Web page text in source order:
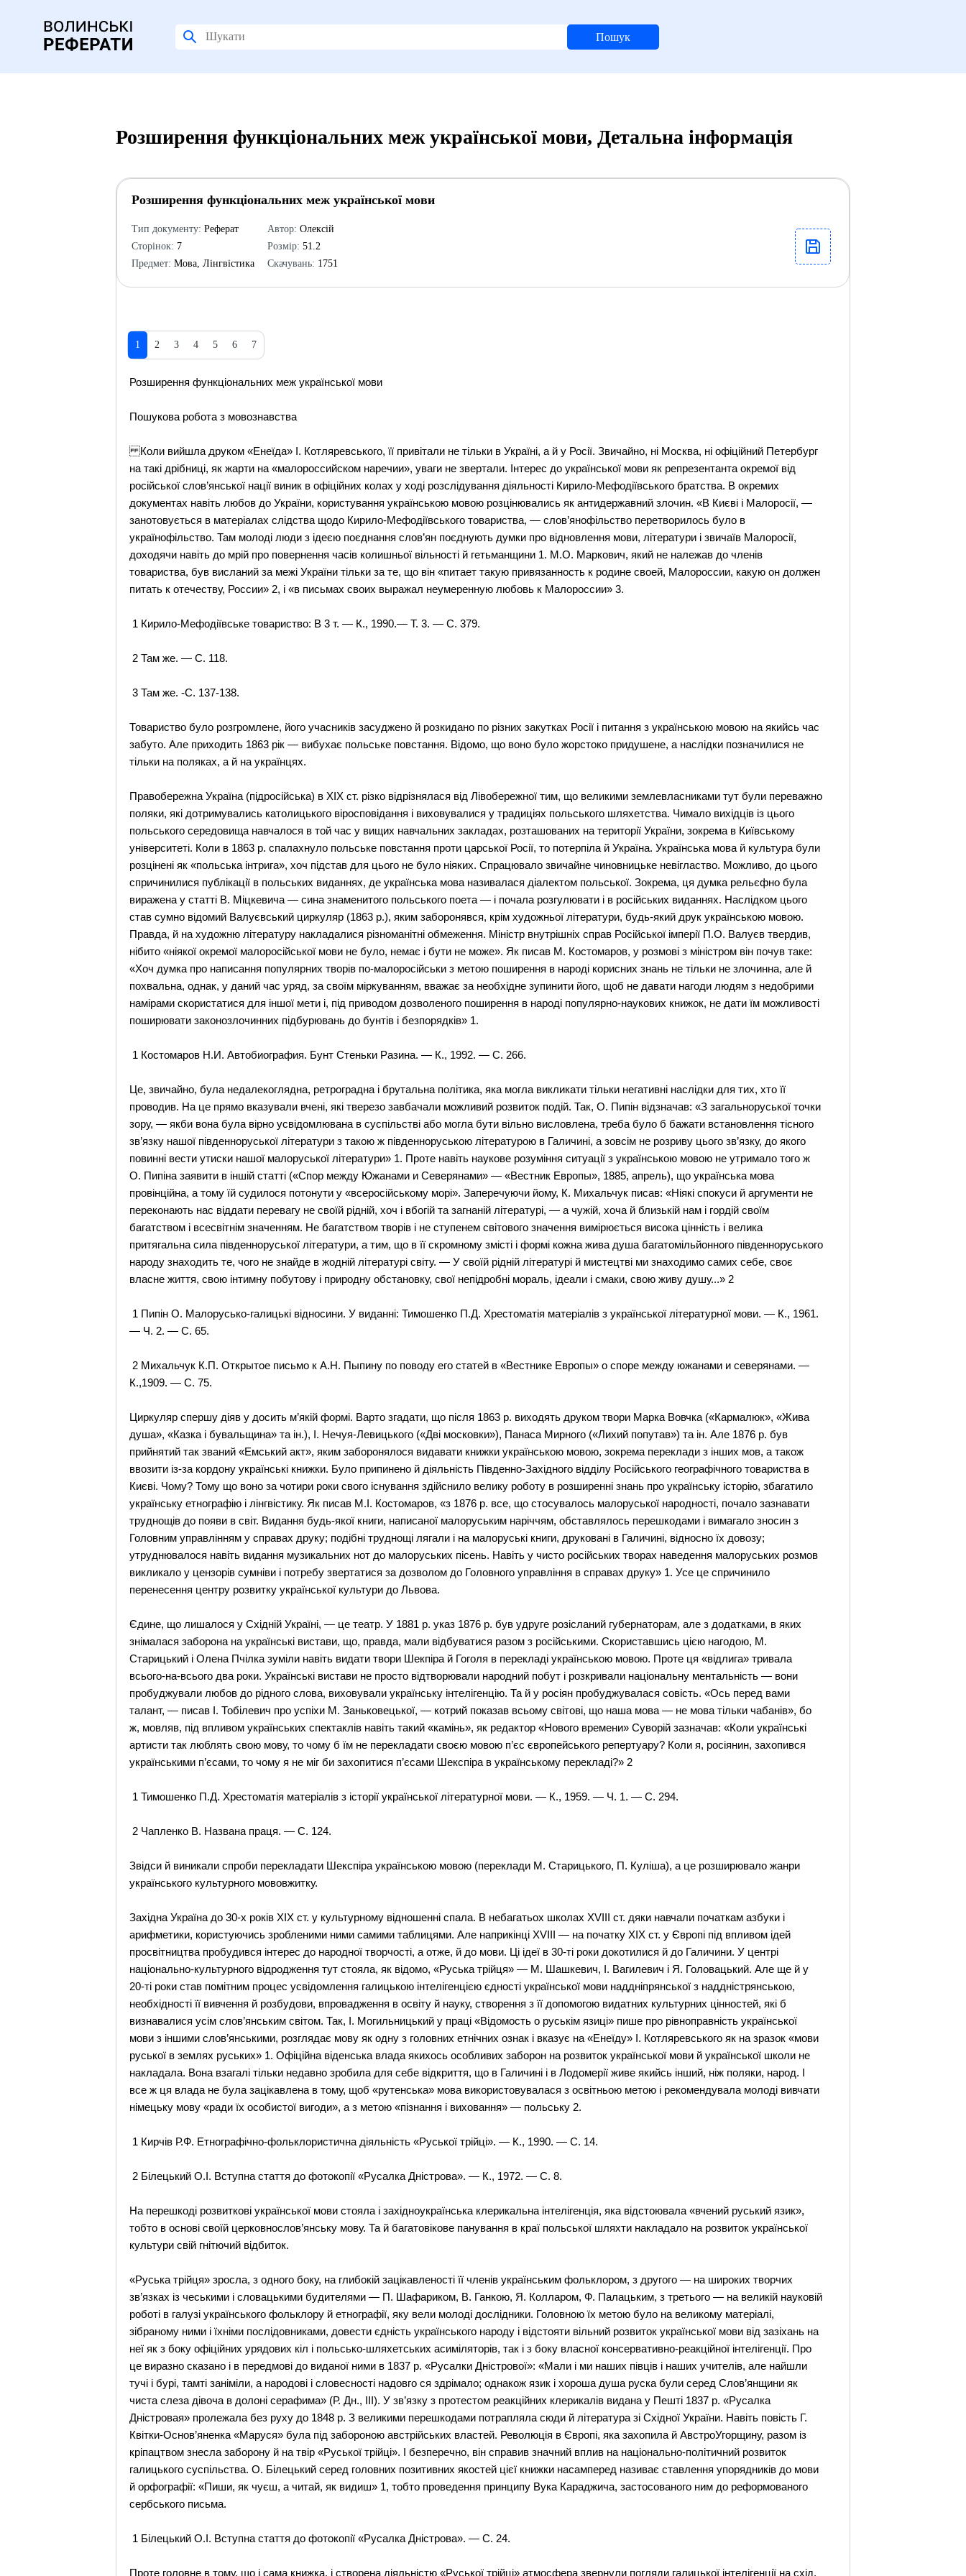
Пошук
Розширення функціональних меж української мови, Детальна інформація
Розширення функціональних меж української мови
Тип документу: Реферат
Сторінок: 7
Предмет: Мова, Лінгвістика
Автор: Олексій
Розмір: 51.2
Скачувань: 1751
1 2 3 4 5 6 7
Розширення функціональних меж української мови
Пошукова робота з мовознавства
Коли вийшла друком «Енеїда» І. Котляревського, її привітали не тільки в Україні, а й у Росії. Звичайно, ні Москва, ні офіційний Петербург
на такі дрібниці, як жарти на «малороссийском наречии», уваги не звертали. Інтерес до української мови як репрезентанта окремої від
російської слов’янської нації виник в офіційних колах у ході розслідування діяльності Кирило-Мефодіївського братства. В окремих
документах навіть любов до України, користування українською мовою розцінювались як антидержавний злочин. «В Києві і Малоросії, —
занотовується в матеріалах слідства щодо Кирило-Мефодіївського товариства, — слов’янофільство перетворилось було в
українофільство. Там молоді люди з ідеєю поєднання слов’ян поєднують думки про відновлення мови, літератури і звичаїв Малоросії,
доходячи навіть до мрій про повернення часів колишньої вільності й гетьманщини 1. М.О. Маркович, який не належав до членів
товариства, був висланий за межі України тільки за те, що він «питает такую привязанность к родине своей, Малороссии, какую он должен
питать к отечеству, России» 2, і «в письмах своих выражал неумеренную любовь к Малороссии» 3.
1 Кирило-Мефодіївське товариство: В 3 т. — К., 1990.— Т. 3. — С. 379.
2 Там же. — С. 118.
3 Там же. -С. 137-138.
Товариство було розгромлене, його учасників засуджено й розкидано по різних закутках Росії і питання з українською мовою на якийсь час
забуто. Але приходить 1863 рік — вибухає польське повстання. Відомо, що воно було жорстоко придушене, а наслідки позначилися не
тільки на поляках, а й на українцях.
Правобережна Україна (підросійська) в XIX ст. різко відрізнялася від Лівобережної тим, що великими землевласниками тут були переважно
поляки, які дотримувались католицького віросповідання і виховувалися у традиціях польського шляхетства. Чимало вихідців із цього
польського середовища навчалося в той час у вищих навчальних закладах, розташованих на території України, зокрема в Київському
університеті. Коли в 1863 р. спалахнуло польське повстання проти царської Росії, то потерпіла й Україна. Українська мова й культура були
розцінені як «польська інтрига», хоч підстав для цього не було ніяких. Спрацювало звичайне чиновницьке невігластво. Можливо, до цього
спричинилися публікації в польських виданнях, де українська мова називалася діалектом польської. Зокрема, ця думка рельєфно була
виражена у статті В. Міцкевича — сина знаменитого польського поета — і почала розгулювати і в російських виданнях. Наслідком цього
став сумно відомий Валуєвський циркуляр (1863 р.), яким заборонявся, крім художньої літератури, будь-який друк українською мовою.
Правда, й на художню літературу накладалися різноманітні обмеження. Міністр внутрішніх справ Російської імперії П.О. Валуєв твердив,
нібито «ніякої окремої малоросійської мови не було, немає і бути не може». Як писав М. Костомаров, у розмові з міністром він почув таке:
«Хоч думка про написання популярних творів по-малоросійськи з метою поширення в народі корисних знань не тільки не злочинна, але й
похвальна, однак, у даний час уряд, за своїм міркуванням, вважає за необхідне зупинити його, щоб не давати нагоди людям з недобрими
намірами скористатися для іншої мети і, під приводом дозволеного поширення в народі популярно-наукових книжок, не дати їм можливості
поширювати законозлочинних підбурювань до бунтів і безпорядків» 1.
1 Костомаров Н.И. Автобиография. Бунт Стеньки Разина. — К., 1992. — С. 266.
Це, звичайно, була недалекоглядна, ретроградна і брутальна політика, яка могла викликати тільки негативні наслідки для тих, хто її
проводив. На це прямо вказували вчені, які тверезо завбачали можливий розвиток подій. Так, О. Пипін відзначав: «З загальноруської точки
зору, — якби вона була вірно усвідомлювана в суспільстві або могла бути вільно висловлена, треба було б бажати встановлення тісного
зв’язку нашої південноруської літератури з такою ж південноруською літературою в Галичині, а зовсім не розриву цього зв’язку, до якого
повинні вести утиски нашої малоруської літератури» 1. Проте навіть наукове розуміння ситуації з українською мовою не утримало того ж
О. Пипіна заявити в іншій статті («Спор между Южанами и Северянами» — «Вестник Европы», 1885, апрель), що українська мова
провінційна, а тому їй судилося потонути у «всеросійському морі». Заперечуючи йому, К. Михальчук писав: «Ніякі спокуси й аргументи не
переконають нас віддати перевагу не своїй рідній, хоч і вбогій та загнаній літературі, — а чужій, хоча й близькій нам і гордій своїм
багатством і всесвітнім значенням. Не багатством творів і не ступенем світового значення вимірюється висока цінність і велика
притягальна сила південноруської літератури, а тим, що в її скромному змісті і формі кожна жива душа багатомільйонного південноруського
народу знаходить те, чого не знайде в жодній літературі світу. — У своїй рідній літературі й мистецтві ми знаходимо самих себе, своє
власне життя, свою інтимну побутову і природну обстановку, свої непідробні мораль, ідеали і смаки, свою живу душу...» 2
1 Пипін О. Малорусько-галицькі відносини. У виданні: Тимошенко П.Д. Хрестоматія матеріалів з української літературної мови. — К., 1961.
— Ч. 2. — С. 65.
2 Михальчук К.П. Открытое письмо к А.Н. Пыпину по поводу его статей в «Вестнике Европы» о споре между южанами и северянами. —
К.,1909. — С. 75.
Циркуляр спершу діяв у досить м’якій формі. Варто згадати, що після 1863 р. виходять друком твори Марка Вовчка («Кармалюк», «Жива
душа», «Казка і бувальщина» та ін.), І. Нечуя-Левицького («Дві московки»), Панаса Мирного («Лихий попутав») та ін. Але 1876 р. був
прийнятий так званий «Емський акт», яким заборонялося видавати книжки українською мовою, зокрема переклади з інших мов, а також
ввозити із-за кордону українські книжки. Було припинено й діяльність Південно-Західного відділу Російського географічного товариства в
Києві. Чому? Тому що воно за чотири роки свого існування здійснило велику роботу в розширенні знань про українську історію, збагатило
українську етнографію і лінгвістику. Як писав М.І. Костомаров, «з 1876 р. все, що стосувалось малоруської народності, почало зазнавати
труднощів до появи в світ. Видання будь-якої книги, написаної малоруським наріччям, обставлялось перешкодами і вимагало зносин з
Головним управлінням у справах друку; подібні труднощі лягали і на малоруські книги, друковані в Галичині, відносно їх довозу;
утруднювалося навіть видання музикальних нот до малоруських пісень. Навіть у чисто російських творах наведення малоруських розмов
викликало у цензорів сумніви і потребу звертатися за дозволом до Головного управління в справах друку» 1. Усе це спричинило
перенесення центру розвитку української культури до Львова.
Єдине, що лишалося у Східній Україні, — це театр. У 1881 р. указ 1876 р. був удруге розісланий губернаторам, але з додатками, в яких
знімалася заборона на українські вистави, що, правда, мали відбуватися разом з російськими. Скориставшись цією нагодою, М.
Старицький і Олена Пчілка зуміли навіть видати твори Шекпіра й Гоголя в перекладі українською мовою. Проте ця «відлига» тривала
всього-на-всього два роки. Українські вистави не просто відтворювали народний побут і розкривали національну ментальність — вони
пробуджували любов до рідного слова, виховували українську інтелігенцію. Та й у росіян пробуджувалася совість. «Ось перед вами
талант, — писав І. Тобілевич про успіхи М. Заньковецької, — котрий показав всьому світові, що наша мова — не мова тільки чабанів», бо
ж, мовляв, під впливом українських спектаклів навіть такий «камінь», як редактор «Нового времени» Суворій зазначав: «Коли українські
артисти так люблять свою мову, то чому б їм не перекладати своєю мовою п’єс європейського репертуару? Коли я, росіянин, захопився
українськими п’єсами, то чому я не міг би захопитися п’єсами Шекспіра в українському перекладі?» 2
1 Тимошенко П.Д. Хрестоматія матеріалів з історії української літературної мови. — К., 1959. — Ч. 1. — С. 294.
2 Чапленко В. Названа праця. — С. 124.
Звідси й виникали спроби перекладати Шекспіра українською мовою (переклади М. Старицького, П. Куліша), а це розширювало жанри
українського культурного мововжитку.
Західна Україна до 30-х років XIX ст. у культурному відношенні спала. В небагатьох школах XVIII ст. дяки навчали початкам азбуки і
арифметики, користуючись зробленими ними самими таблицями. Але наприкінці XVIII — на початку XIX ст. у Європі під впливом ідей
просвітництва пробудився інтерес до народної творчості, а отже, й до мови. Ці ідеї в 30-ті роки докотилися й до Галичини. У центрі
національно-культурного відродження тут стояла, як відомо, «Руська трійця» — М. Шашкевич, І. Вагилевич і Я. Головацький. Але ще й у
20-ті роки став помітним процес усвідомлення галицькою інтелігенцією єдності української мови наддніпрянської з наддністрянською,
необхідності її вивчення й розбудови, впровадження в освіту й науку, створення з її допомогою видатних культурних цінностей, які б
визнавалися усім слов’янським світом. Так, І. Могильницький у праці «Відомость о руськім язиці» пише про рівноправність української
мови з іншими слов’янськими, розглядає мову як одну з головних етнічних ознак і вказує на «Енеїду» І. Котляревського як на зразок «мови
руської в землях руських» 1. Офіційна віденська влада якихось особливих заборон на розвиток української мови й української школи не
накладала. Вона взагалі тільки недавно зробила для себе відкриття, що в Галичині і в Лодомерії живе якийсь інший, ніж поляки, народ. І
все ж ця влада не була зацікавлена в тому, щоб «рутенська» мова використовувалася з освітньою метою і рекомендувала молоді вивчати
німецьку мову «ради їх особистої вигоди», а з метою «пізнання і виховання» — польську 2.
1 Кирчів Р.Ф. Етнографічно-фольклористична діяльність «Руської трійці». — К., 1990. — С. 14.
2 Білецький О.І. Вступна стаття до фотокопії «Русалка Дністрова». — К., 1972. — С. 8.
На перешкоді розвиткові української мови стояла і західноукраїнська клерикальна інтелігенція, яка відстоювала «вчений руський язик»,
тобто в основі своїй церковнослов’янську мову. Та й багатовікове панування в краї польської шляхти накладало на розвиток української
культури свій гнітючий відбиток.
«Руська трійця» зросла, з одного боку, на глибокій зацікавленості її членів українським фольклором, з другого — на широких творчих
зв’язках із чеськими і словацькими будителями — П. Шафариком, В. Ганкою, Я. Колларом, Ф. Палацьким, з третього — на великій науковій
роботі в галузі українського фольклору й етнографії, яку вели молоді дослідники. Головною їх метою було на великому матеріалі,
зібраному ними і їхніми послідовниками, довести єдність українського народу і відстояти вільний розвиток української мови від зазіхань на
неї як з боку офіційних урядових кіл і польсько-шляхетських асиміляторів, так і з боку власної консервативно-реакційної інтелігенції. Про
це виразно сказано і в передмові до виданої ними в 1837 p. «Русалки Дністрової»: «Мали і ми наших півців і наших учителів, але найшли
тучі і бурі, тамті заніміли, а народові і словесності надовго ся здрімало; однакож язик і хороша душа руска були серед Слов’янщини як
чиста слеза дівоча в долоні серафима» (Р. Дн., III). У зв’язку з протестом реакційних клерикалів видана у Пешті 1837 р. «Русалка
Дністровая» пролежала без руху до 1848 р. З великими перешкодами потрапляла сюди й література зі Східної України. Навіть повість Г.
Квітки-Основ’яненка «Маруся» була під забороною австрійських властей. Революція в Європі, яка захопила й АвстроУгорщину, разом із
кріпацтвом знесла заборону й на твір «Руської трійці». І безперечно, він справив значний вплив на національно-політичний розвиток
галицького суспільства. О. Білецький серед головних позитивних якостей цієї книжки насамперед називає ставлення упорядників до мови
й орфографії: «Пиши, як чуєш, а читай, як видиш» 1, тобто проведення принципу Вука Караджича, застосованого ним до реформованого
сербського письма.
1 Білецький О.І. Вступна стаття до фотокопії «Русалка Дністрова». — С. 24.
Проте головне в тому, що і сама книжка, і створена діяльністю «Руської трійці» атмосфера звернули погляди галицької інтелігенції на схід,